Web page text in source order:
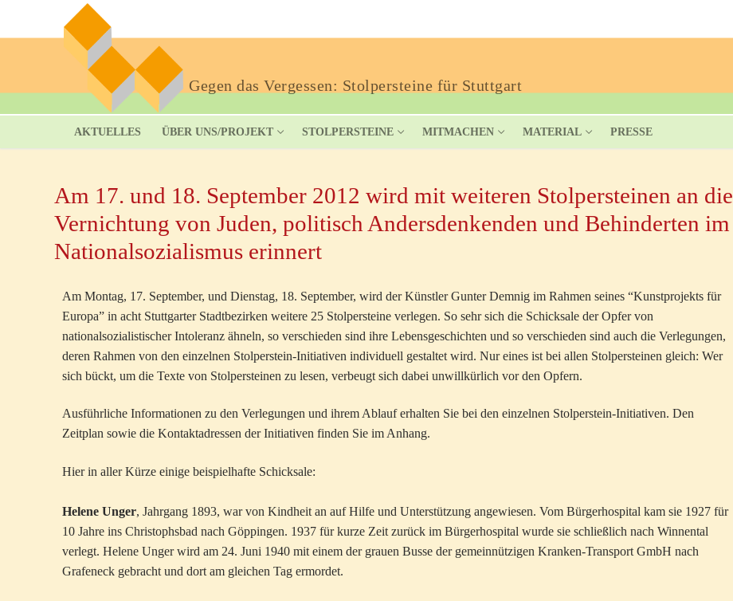
Gegen das Vergessen: Stolpersteine für Stuttgart
AKTUELLES ÜBER UNS/PROJEKT STOLPERSTEINE MITMACHEN MATERIAL PRESSE
Am 17. und 18. September 2012 wird mit weiteren Stolpersteinen an die
Vernichtung von Juden, politisch Andersdenkenden und Behinderten im
Nationalsozialismus erinnert
Am Montag, 17. September, und Dienstag, 18. September, wird der Künstler Gunter Demnig im Rahmen seines “Kunstprojekts für
Europa” in acht Stuttgarter Stadtbezirken weitere 25 Stolpersteine verlegen. So sehr sich die Schicksale der Opfer von
nationalsozialistischer Intoleranz ähneln, so verschieden sind ihre Lebensgeschichten und so verschieden sind auch die Verlegungen,
deren Rahmen von den einzelnen Stolperstein-Initiativen individuell gestaltet wird. Nur eines ist bei allen Stolpersteinen gleich: Wer
sich bückt, um die Texte von Stolpersteinen zu lesen, verbeugt sich dabei unwillkürlich vor den Opfern.
Ausführliche Informationen zu den Verlegungen und ihrem Ablauf erhalten Sie bei den einzelnen Stolperstein-Initiativen. Den
Zeitplan sowie die Kontaktadressen der Initiativen finden Sie im Anhang.
Hier in aller Kürze einige beispielhafte Schicksale:
Helene Unger, Jahrgang 1893, war von Kindheit an auf Hilfe und Unterstützung angewiesen. Vom Bürgerhospital kam sie 1927 für
10 Jahre ins Christophsbad nach Göppingen. 1937 für kurze Zeit zurück im Bürgerhospital wurde sie schließlich nach Winnental
verlegt. Helene Unger wird am 24. Juni 1940 mit einem der grauen Busse der gemeinnützigen Kranken-Transport GmbH nach
Grafeneck gebracht und dort am gleichen Tag ermordet.